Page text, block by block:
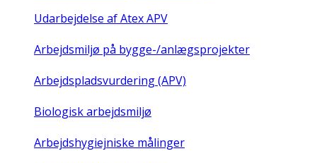
Udarbejdelse af Atex APV
Arbejdsmiljø på bygge-/anlægsprojekter
Arbejdspladsvurdering (APV)
Biologisk arbejdsmiljø
Arbejdshygiejniske målinger